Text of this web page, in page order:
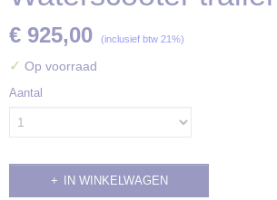
€ 925,00 (inclusief btw 21%)
✓ Op voorraad
Aantal
IN WINKELWAGEN